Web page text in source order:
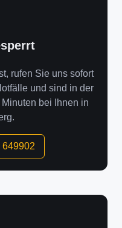
rufen Sie uns sofort
und sind in der
bei Ihnen in
649902